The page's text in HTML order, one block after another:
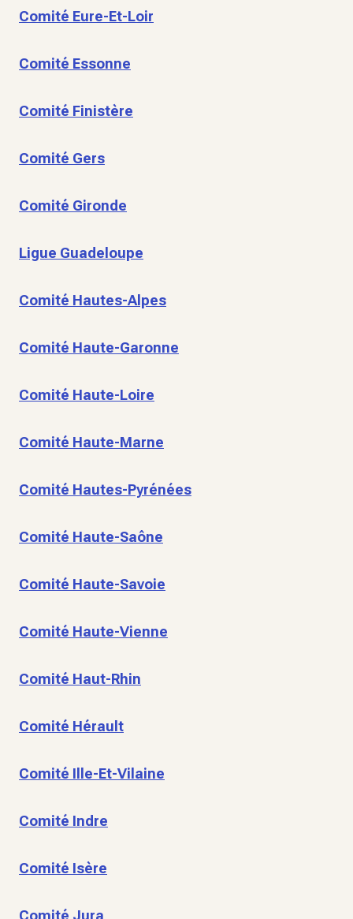
Comité Eure-Et-Loir
Comité Essonne
Comité Finistère
Comité Gers
Comité Gironde
Ligue Guadeloupe
Comité Hautes-Alpes
Comité Haute-Garonne
Comité Haute-Loire
Comité Haute-Marne
Comité Hautes-Pyrénées
Comité Haute-Saône
Comité Haute-Savoie
Comité Haute-Vienne
Comité Haut-Rhin
Comité Hérault
Comité Ille-Et-Vilaine
Comité Indre
Comité Isère
Comité Jura